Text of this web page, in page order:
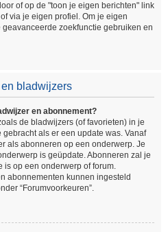
of op de "toon je eigen berichten" link
via je eigen profiel. Om je eigen
zoekfunctie gebruiken en
bladwijzers
en abonnement?
de bladwijzers (of favorieten) in je
als er een update was. Vanaf
als abonneren op een onderwerp. Je
is geüpdate. Abonneren zal je
is op een onderwerp of forum.
abonnementen kunnen ingesteld
“Forumvoorkeuren”.